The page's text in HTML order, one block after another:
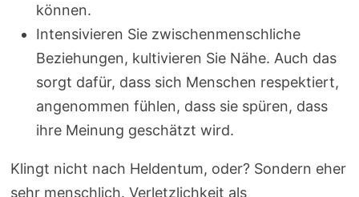
können.
Intensivieren Sie zwischenmenschliche
Beziehungen, kultivieren Sie Nähe. Auch das
sorgt dafür, dass sich Menschen respektiert,
angenommen fühlen, dass sie spüren, dass
ihre Meinung geschätzt wird.
Klingt nicht nach Heldentum, oder? Sondern eher
sehr menschlich. Verletzlichkeit als